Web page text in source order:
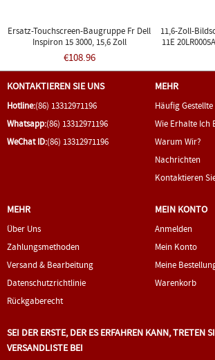
Ersatz-Touchscreen-Baugruppe Fr Dell
Inspiron 15 3000, 15,6 Zoll
€108.96
11,6-Zoll-
11E
KONTAKTIEREN SIE UNS
Hotline:(86) 13312971196
Whatsapp:(86) 13312971196
WeChat ID:(86) 13312971196
MEHR
Häufig
Wie Erhalte Ich
Warum Wir?
Nachrichten
Kontaktieren
MEHR
Über Uns
Zahlungsmethoden
Versand & Bearbeitung
Datenschutzrichtlinie
Rückgaberecht
MEIN KONTO
Anmelden
Mein Konto
Meine
Warenkorb
SEI DER ERSTE, DER ES ERFAHREN KANN, TRETEN
VERSANDLISTE BEI